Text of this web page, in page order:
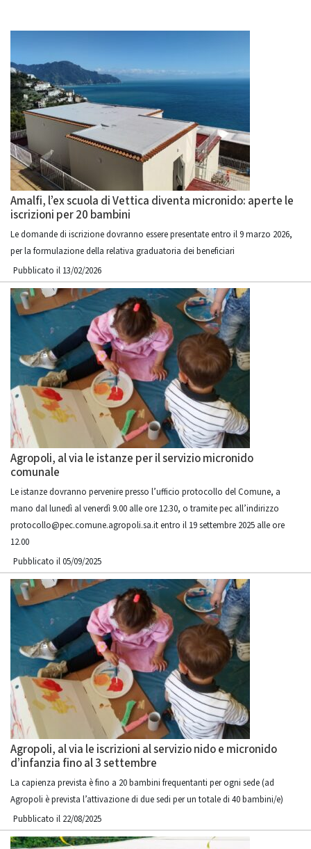
Amalfi, l’ex scuola di Vettica diventa micronido: aperte le
iscrizioni per 20 bambini
Le domande di iscrizione dovranno essere presentate entro il 9 marzo 2026,
per la formulazione della relativa graduatoria dei beneficiari
Pubblicato il 13/02/2026
Agropoli, al via le istanze per il servizio micronido
comunale
Le istanze dovranno pervenire presso l’ufficio protocollo del Comune, a
mano dal lunedì al venerdì 9.00 alle ore 12.30, o tramite pec all’indirizzo
protocollo@pec.comune.agropoli.sa.it entro il 19 settembre 2025 alle ore
12.00
Pubblicato il 05/09/2025
Agropoli, al via le iscrizioni al servizio nido e micronido
d’infanzia fino al 3 settembre
La capienza prevista è fino a 20 bambini frequentanti per ogni sede (ad
Agropoli è prevista l’attivazione di due sedi per un totale di 40 bambini/e)
Pubblicato il 22/08/2025